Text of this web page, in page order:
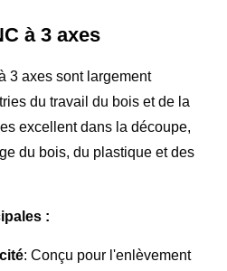
à 3 axes
3 axes sont largement
du travail du bois et de la
excellent dans la découpe,
du bois, du plastique et des
:
: Conçu pour l'enlèvement